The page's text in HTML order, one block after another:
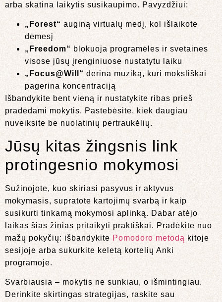
arba skatina laikytis susikaupimo. Pavyzdžiui:
„Forest“ auginą virtualų medį, kol išlaikote
dėmesį
„Freedom“ blokuoja programėles ir svetaines
visose jūsų įrenginiuose nustatytu laiku
„Focus@Will“ derina muziką, kuri moksliškai
pagerina koncentraciją
Išbandykite bent vieną ir nustatykite ribas prieš
pradėdami mokytis. Pastebėsite, kiek daugiau
nuveiksite be nuolatinių pertraukėlių.
Jūsų kitas žingsnis link
protingesnio mokymosi
Sužinojote, kuo skiriasi pasyvus ir aktyvus
mokymasis, supratote kartojimų svarbą ir kaip
susikurti tinkamą mokymosi aplinką. Dabar atėjo
laikas šias žinias pritaikyti praktiškai. Pradėkite nuo
mažų pokyčių: išbandykite Pomodoro metodą kitoje
sesijoje arba sukurkite keletą kortelių Anki
programoje.
Svarbiausia – mokytis ne sunkiau, o išmintingiau.
Derinkite skirtingas strategijas, raskite sau